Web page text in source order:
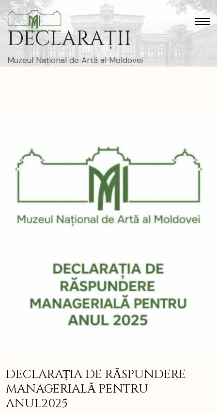
DECLARAȚII
Muzeul Național de Artă al Moldovei
DECLARAȚIA DE RĂSPUNDERE
MANAGERIALĂ PENTRU
ANUL2025